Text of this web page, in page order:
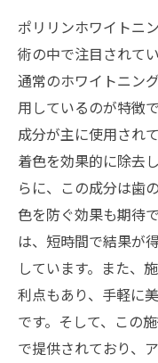
ポリリンホワイトニ
術の中で注目されて
通常のホワイトニン
用しているのが特徴
成分が主に使用され
着色を効果的に除去
らに、この成分は歯
色を防ぐ効果も期待
は、短時間で結果が
しています。また、
利点もあり、手軽に
です。そして、この
で提供されており、